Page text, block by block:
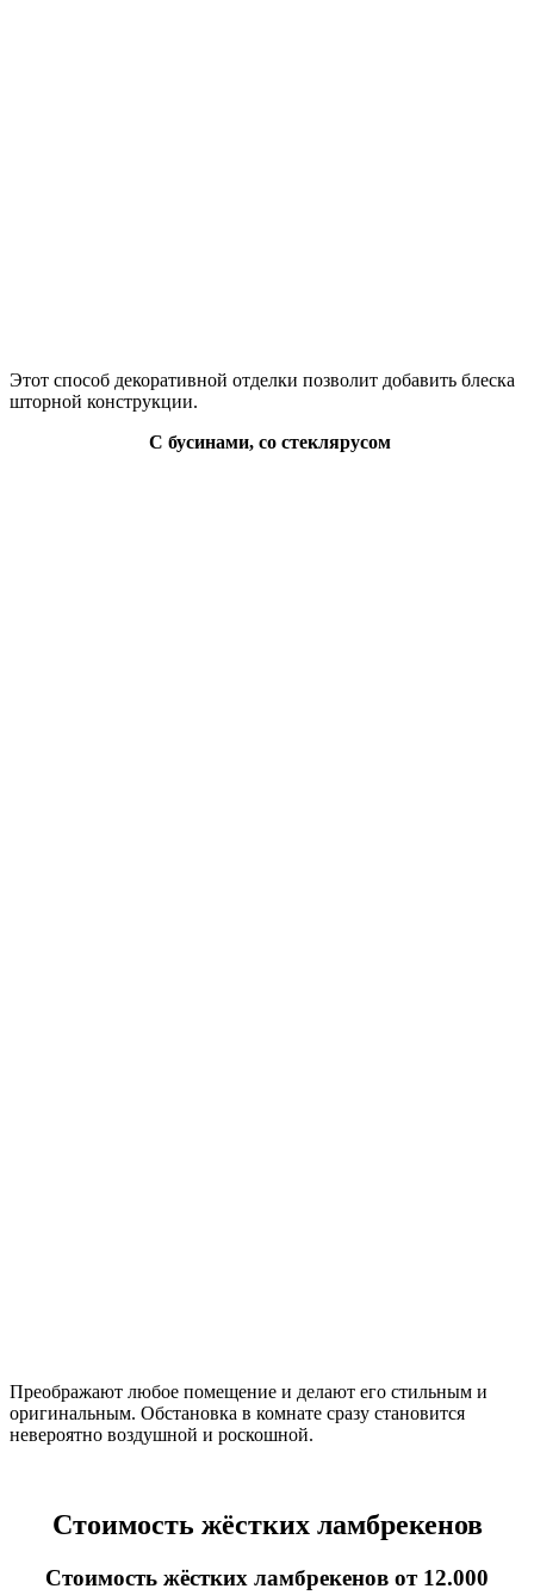
Этот способ декоративной отделки позволит добавить блеска
шторной конструкции.
С бусинами, со стеклярусом
Преображают любое помещение и делают его стильным и
оригинальным. Обстановка в комнате сразу становится
невероятно воздушной и роскошной.
Стоимость жёстких ламбрекенов
Стоимость жёстких ламбрекенов от 12.000